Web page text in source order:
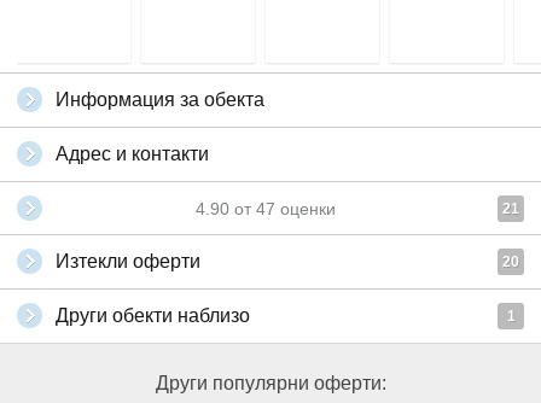
Информация за обекта
Адрес и контакти
4.90 от 47 оценки 21
Изтекли оферти 20
Други обекти наблизо 1
Други популярни оферти: